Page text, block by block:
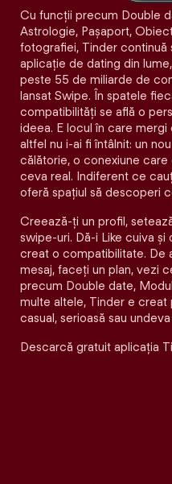
Cu funcții precum Double
Astrologie, Pașaport,
fotografiei, Tinder continuă
aplicație de dating din
peste 55 de miliarde de
lansat Swipe. În spatele
compatibilităţi se află o
ideea. E locul în care
altfel nu i-ai fi întâlnit: un
călătorie, o conexiune
ceva real. Indiferent ce
oferă spațiul să descoperi
Creează-ți un profil,
swipe-uri. Dă-i Like cuiva
creat o compatibilitate. De
mesaj, faceți un plan, vezi
precum Double date,
multe altele, Tinder e
casual, serioasă sau
Descarcă gratuit aplicația